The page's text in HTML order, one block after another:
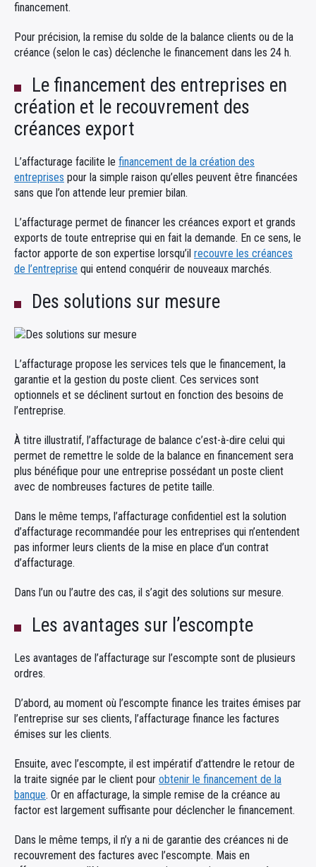
financement.
Pour précision, la remise du solde de la balance clients ou de la
créance (selon le cas) déclenche le financement dans les 24 h.
Le financement des entreprises en
création et le recouvrement des
créances export
L’affacturage facilite le financement de la création des
entreprises pour la simple raison qu’elles peuvent être financées
sans que l’on attende leur premier bilan.
L’affacturage permet de financer les créances export et grands
exports de toute entreprise qui en fait la demande. En ce sens, le
factor apporte de son expertise lorsqu’il recouvre les créances
de l’entreprise qui entend conquérir de nouveaux marchés.
Des solutions sur mesure
L’affacturage propose les services tels que le financement, la
garantie et la gestion du poste client. Ces services sont
optionnels et se déclinent surtout en fonction des besoins de
l’entreprise.
À titre illustratif, l’affacturage de balance c’est-à-dire celui qui
permet de remettre le solde de la balance en financement sera
plus bénéfique pour une entreprise possédant un poste client
avec de nombreuses factures de petite taille.
Dans le même temps, l’affacturage confidentiel est la solution
d’affacturage recommandée pour les entreprises qui n’entendent
pas informer leurs clients de la mise en place d’un contrat
d’affacturage.
Dans l’un ou l’autre des cas, il s’agit des solutions sur mesure.
Les avantages sur l’escompte
Les avantages de l’affacturage sur l’escompte sont de plusieurs
ordres.
D’abord, au moment où l’escompte finance les traites émises par
l’entreprise sur ses clients, l’affacturage finance les factures
émises sur les clients.
Ensuite, avec l’escompte, il est impératif d’attendre le retour de
la traite signée par le client pour obtenir le financement de la
banque. Or en affacturage, la simple remise de la créance au
factor est largement suffisante pour déclencher le financement.
Dans le même temps, il n’y a ni de garantie des créances ni de
recouvrement des factures avec l’escompte. Mais en